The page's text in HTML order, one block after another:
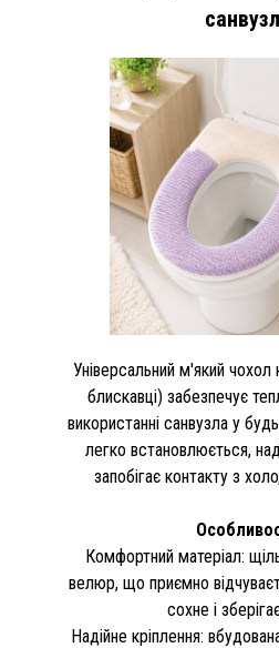
Універсальний м'який чохол
блискавці) забезпечує
використанні санвузла у
легко встановлюється,
запобігає контакту з
Комфортний матеріал:
велюр, що приємно
сохне і
Надійне кріплення: